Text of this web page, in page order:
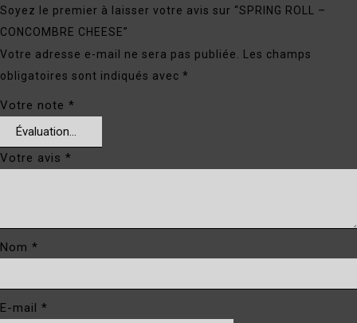
Soyez le premier à laisser votre avis sur “SPRING ROLL –
CONCOMBRE CHEESE”
Votre adresse e-mail ne sera pas publiée.
Les champs
obligatoires sont indiqués avec *
Votre note *
Votre avis *
Nom *
E-mail *